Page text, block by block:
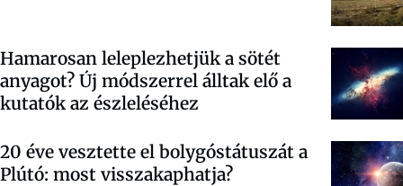
Hamarosan leleplezhetjük a sötét
anyagot? Új módszerrel álltak elő a
kutatók az észleléséhez
20 éve vesztette el bolygóstátuszát a
Plútó: most visszakaphatja?